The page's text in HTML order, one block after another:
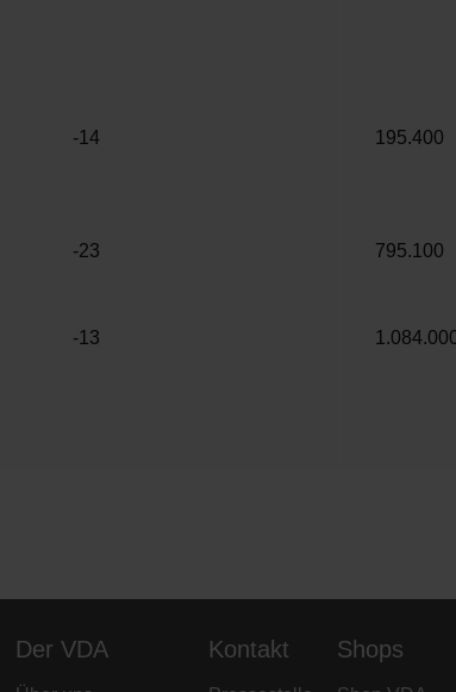
-14 195.400
-23 795.100
-13
Der VDA Kontakt Shops